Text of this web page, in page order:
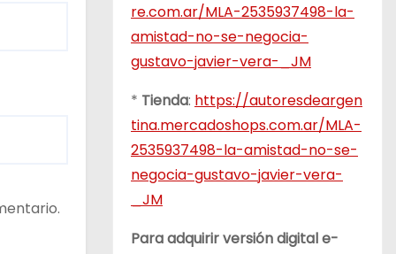
re.com.ar/MLA-2535937498-la-
amistad-no-se-negocia-
gustavo-javier-vera-_JM
* Tienda: https://autoresdeargen
tina.mercadoshops.com.ar/MLA-
2535937498-la-amistad-no-se-
negocia-gustavo-javier-vera-
_JM
Para adquirir versión digital e-